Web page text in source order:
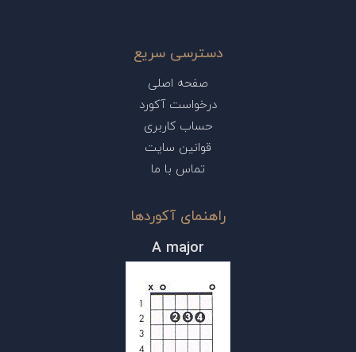
دسترسی سریع
صفحه اصلی
درخواست آکورد
حساب کاربری
قوانین سایت
تماس با ما
راهنمای آکوردها
A major